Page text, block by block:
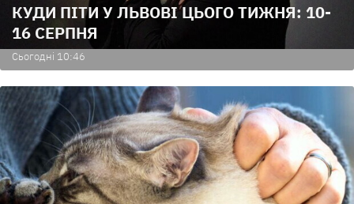
КУДИ ПІТИ У ЛЬВОВІ ЦЬОГО ТИЖНЯ: 10-
16 СЕРПНЯ
Сьогодні 10:46